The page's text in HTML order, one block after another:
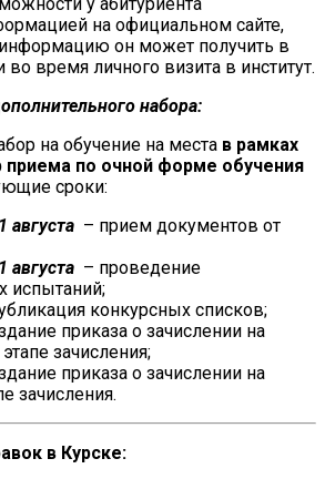
на официальном сайте,
он может получить в
время личного визита в институт.
набора:
на обучение на места в рамках
приема по очной форме обучения
сроки:
августа – прием документов от
августа – проведение
испытаний;
конкурсных списков;
приказа о зачислении на
зачисления;
приказа о зачислении на
зачисления.
в Курске: